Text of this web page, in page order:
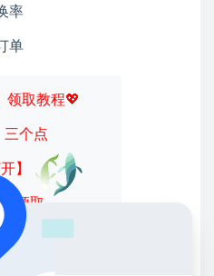
率
单
领取教程💖
三个点
】
录】领取
送VIP